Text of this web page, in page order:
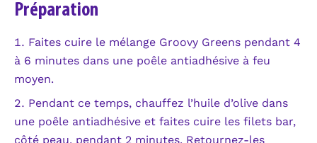
Préparation
Faites cuire le mélange Groovy Greens pendant 4
à 6 minutes dans une poêle antiadhésive à feu
moyen.
Pendant ce temps, chauffez l’huile d’olive dans
une poêle antiadhésive et faites cuire les filets bar,
côté peau, pendant 2 minutes. Retournez-les